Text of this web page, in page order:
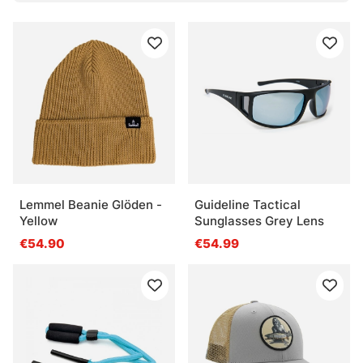
Was ist der Sinn von Schichten beim Angeln?
Was ist bei Schuhen und Stiefeln am Wasser
wichtig?
Was ist der Nutzen einer guten Sonnenbrille beim
Lemmel Beanie Glöden -
Yellow
€54.90
Guideline Tactical
Sunglasses Grey Lens
€54.99